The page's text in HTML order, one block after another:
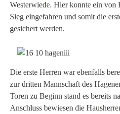
Westerwiede. Hier konnte ein von
Sieg eingefahren und somit die
gesichert werden.
Die erste Herren war ebenfalls
zur dritten Mannschaft des
Toren zu Beginn stand es bereits
Anschluss bewiesen die